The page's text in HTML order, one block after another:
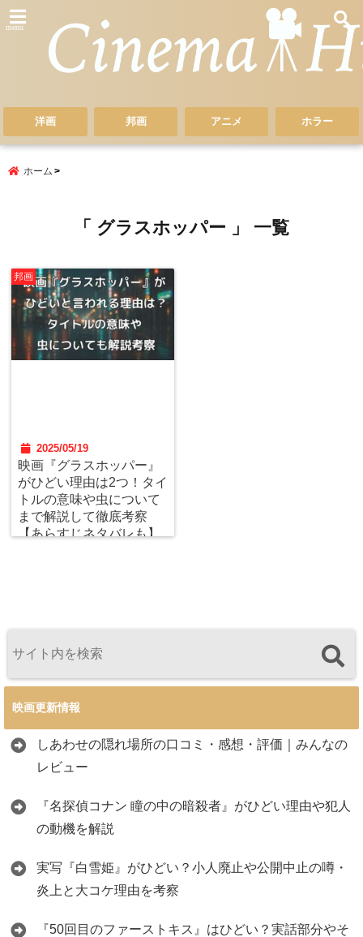
menu
洋画 邦画 アニメ ホラー
ホーム
「 グラスホッパー 」 一覧
邦画
2025/05/19
映画『グラスホッパー』
がひどい理由は2つ！タイ
トルの意味や虫について
まで解説して徹底考察
【あらすじネタバレも】
映画更新情報
しあわせの隠れ場所の口コミ・感想・評価｜みんなの
レビュー
『名探偵コナン 瞳の中の暗殺者』がひどい理由や犯人
の動機を解説
実写『白雪姫』がひどい？小人廃止や公開中止の噂・
炎上と大コケ理由を考察
『50回目のファーストキス』はひどい？実話部分やそ